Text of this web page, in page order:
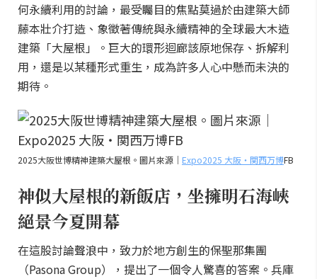
何永續利用的討論，最受矚目的焦點莫過於由建築大師
藤本壯介打造、象徵著傳統與永續精神的全球最大木造
建築「大屋根」。巨大的環形迴廊該原地保存、拆解利
用，還是以某種形式重生，成為許多人心中懸而未決的
期待。
2025大阪世博精神建築大屋根。圖片來源｜ Expo2025 大阪・関西万博FB
神似大屋根的新飯店，坐擁明石海峽
絕景今夏開幕
在這股討論聲浪中，致力於地方創生的保聖那集團
（Pasona Group），提出了一個令人驚喜的答案。兵庫